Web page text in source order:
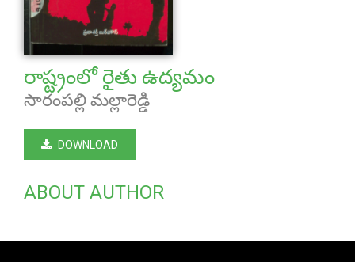
రాష్ట్రంలో రైతు ఉద్యమం
సారంపల్లి మల్లారెడ్డి
DOWNLOAD
ABOUT AUTHOR